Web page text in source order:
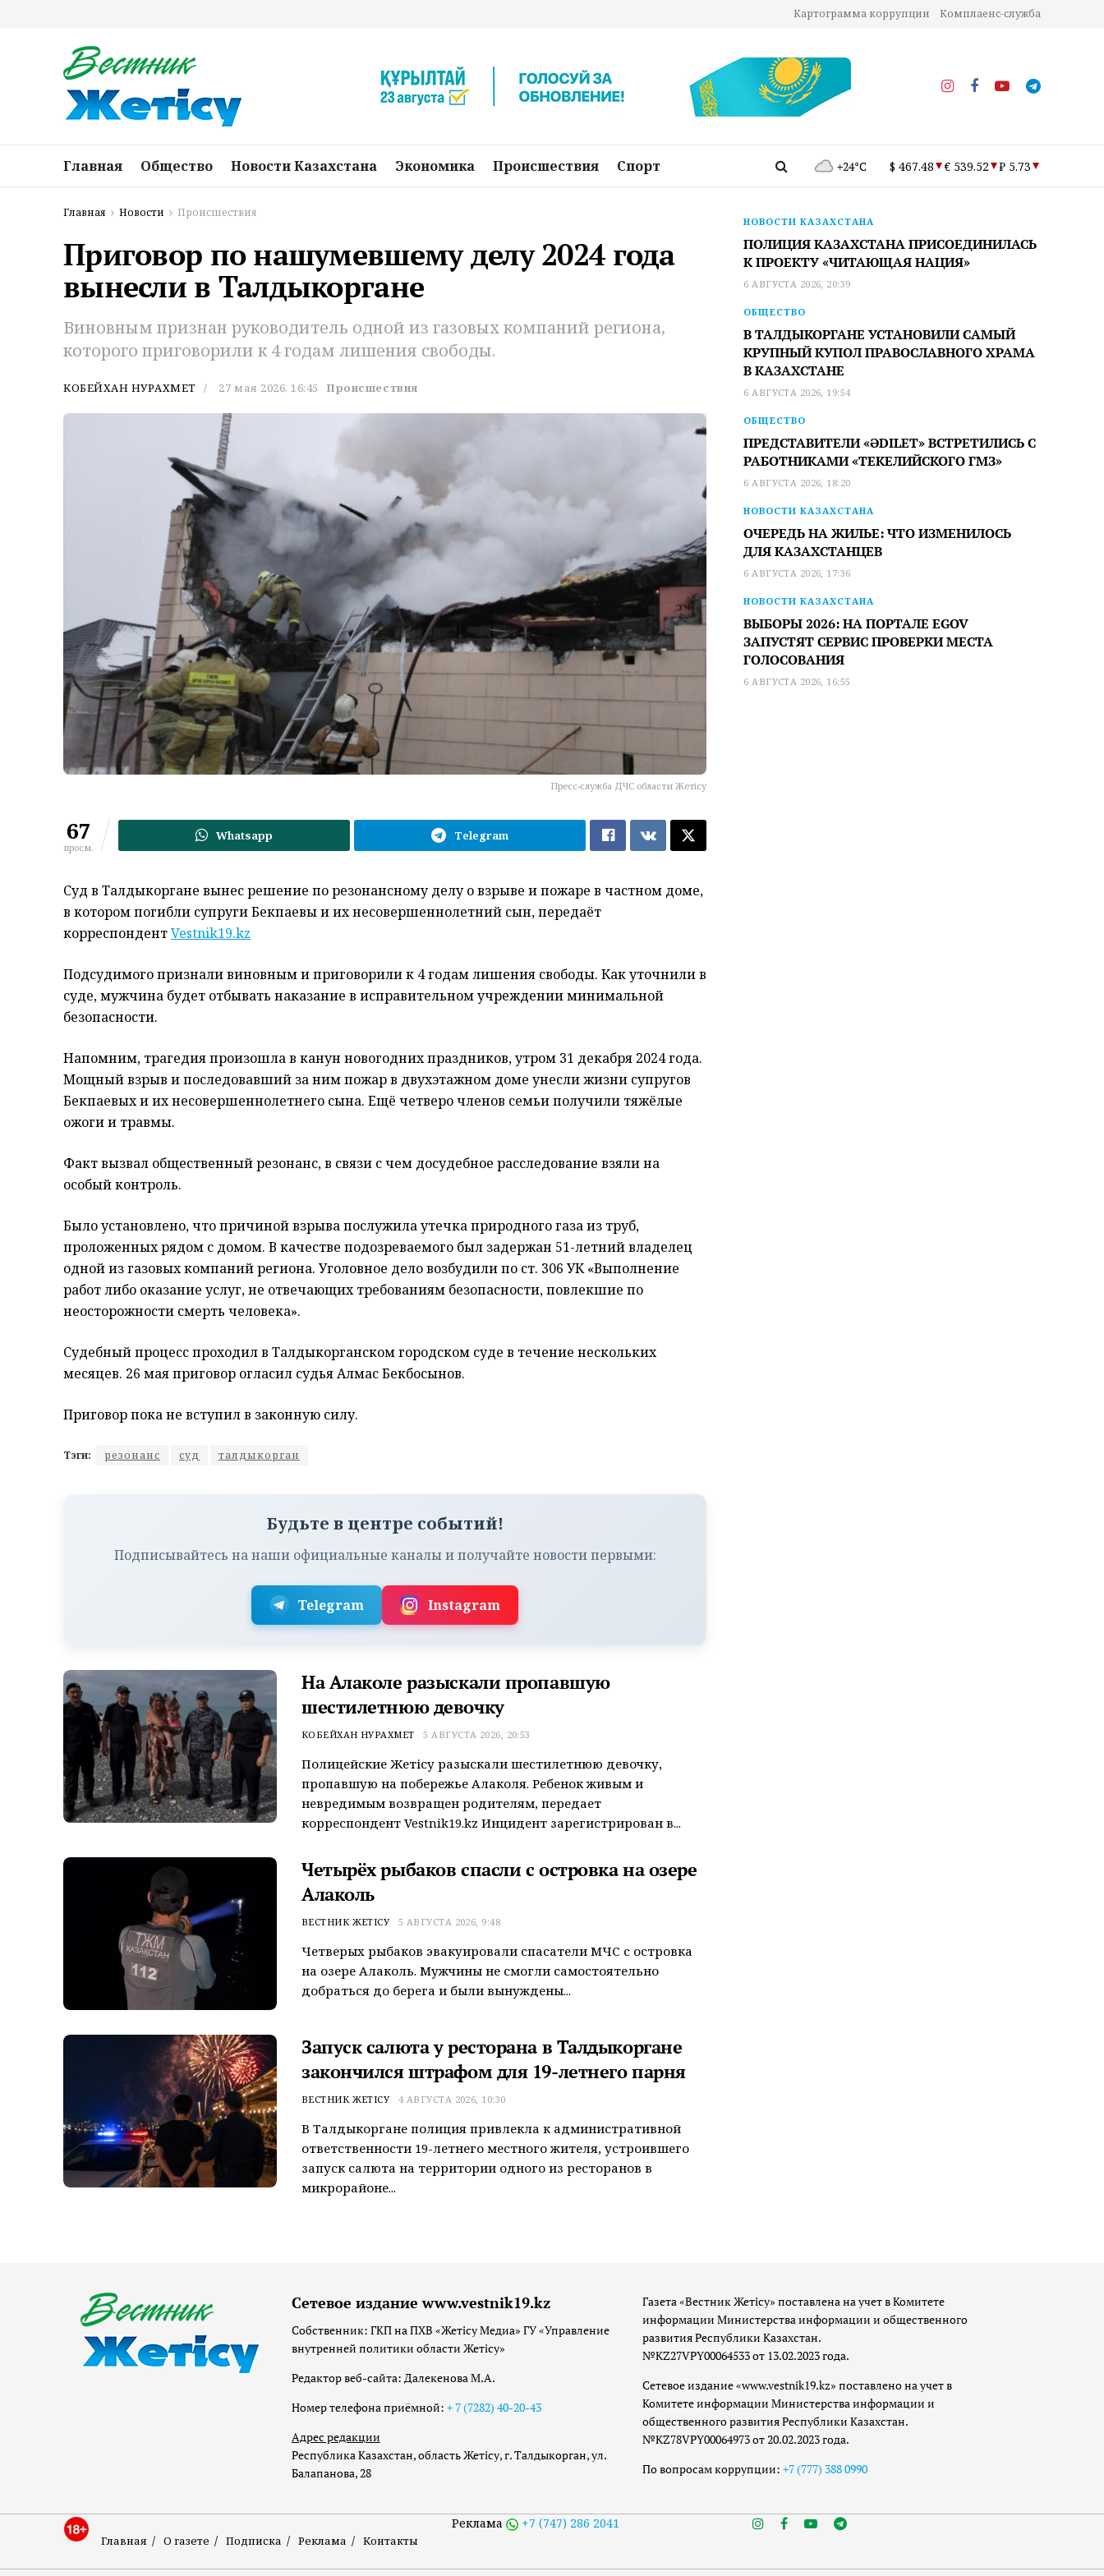
Картограмма коррупции Комплаенс-служба
Главная Общество Новости Казахстана Экономика Происшествия Спорт +24°C $ 467.48 € 539.52 ₽ 5.73
Главная Новости Происшествия
Приговор по нашумевшему делу 2024 года
вынесли в Талдыкоргане
Виновным признан руководитель одной из газовых компаний региона,
которого приговорили к 4 годам лишения свободы.
КОБЕЙХАН НУРАХМЕТ 27 мая 2026, 16:45 Происшествия
Пресс-служба ДЧС области Жетiсу
67
просм.
Whatsapp Telegram
Суд в Талдыкоргане вынес решение по резонансному делу о взрыве и пожаре в частном доме,
в котором погибли супруги Бекпаевы и их несовершеннолетний сын, передаёт
корреспондентVestnik19.kz
Подсудимого признали виновным и приговорили к 4 годам лишения свободы. Как уточнили в
суде, мужчина будет отбывать наказание в исправительном учреждении минимальной
безопасности.
Напомним, трагедия произошла в канун новогодних праздников, утром 31 декабря 2024 года.
Мощный взрыв и последовавший за ним пожар в двухэтажном доме унесли жизни супругов
Бекпаевых и их несовершеннолетнего сына. Ещё четверо членов семьи получили тяжёлые
ожоги и травмы.
Факт вызвал общественный резонанс, в связи с чем досудебное расследование взяли на
особый контроль.
Было установлено, что причиной взрыва послужила утечка природного газа из труб,
проложенных рядом с домом. В качестве подозреваемого был задержан 51-летний владелец
одной из газовых компаний региона. Уголовное дело возбудили по ст. 306 УК «Выполнение
работ либо оказание услуг, не отвечающих требованиям безопасности, повлекшие по
неосторожности смерть человека».
Судебный процесс проходил в Талдыкорганском городском суде в течение нескольких
месяцев. 26 мая приговор огласил судья Алмас Бекбосынов.
Приговор пока не вступил в законную силу.
Тэги: резонанс суд талдыкорган
Будьте в центре событий!
Подписывайтесь на наши официальные каналы и получайте новости первыми:
Telegram Instagram
На Алаколе разыскали пропавшую
шестилетнюю девочку
КОБЕЙХАН НУРАХМЕТ 5 АВГУСТА 2026, 20:53
Полицейские Жетісу разыскали шестилетнюю девочку,
пропавшую на побережье Алаколя. Ребенок живым и
невредимым возвращен родителям, передает
корреспондент Vestnik19.kz Инцидент зарегистрирован в...
Четырёх рыбаков спасли с островка на озере
Алаколь
ВЕСТНИК ЖЕТІСУ 5 АВГУСТА 2026, 9:48
Четверых рыбаков эвакуировали спасатели МЧС с островка
на озере Алаколь. Мужчины не смогли самостоятельно
добраться до берега и были вынуждены...
Запуск салюта у ресторана в Талдыкоргане
закончился штрафом для 19-летнего парня
ВЕСТНИК ЖЕТІСУ 4 АВГУСТА 2026, 10:30
В Талдыкоргане полиция привлекла к административной
ответственности 19-летнего местного жителя, устроившего
запуск салюта на территории одного из ресторанов в
микрорайоне...
НОВОСТИ КАЗАХСТАНА
ПОЛИЦИЯ КАЗАХСТАНА ПРИСОЕДИНИЛАСЬ
К ПРОЕКТУ «ЧИТАЮЩАЯ НАЦИЯ»
6 АВГУСТА 2026, 20:39
ОБЩЕСТВО
В ТАЛДЫКОРГАНЕ УСТАНОВИЛИ САМЫЙ
КРУПНЫЙ КУПОЛ ПРАВОСЛАВНОГО ХРАМА
В КАЗАХСТАНЕ
6 АВГУСТА 2026, 19:54
ОБЩЕСТВО
ПРЕДСТАВИТЕЛИ «ӘDILET» ВСТРЕТИЛИСЬ С
РАБОТНИКАМИ «ТЕКЕЛИЙСКОГО ГМЗ»
6 АВГУСТА 2026, 18:20
НОВОСТИ КАЗАХСТАНА
ОЧЕРЕДЬ НА ЖИЛЬЕ: ЧТО ИЗМЕНИЛОСЬ
ДЛЯ КАЗАХСТАНЦЕВ
6 АВГУСТА 2026, 17:36
НОВОСТИ КАЗАХСТАНА
ВЫБОРЫ 2026: НА ПОРТАЛЕ EGOV
ЗАПУСТЯТ СЕРВИС ПРОВЕРКИ МЕСТА
ГОЛОСОВАНИЯ
6 АВГУСТА 2026, 16:55
Сетевое издание www.vestnik19.kz
Собственник: ГКП на ПХВ «Жетісу Медиа» ГУ «Управление
внутренней политики области Жетісу»
Редактор веб-сайта: Далекенова М.А.
Номер телефона приёмной: + 7 (7282) 40-20-43
Адрес редакции
Республика Казахстан, область Жетісу, г. Талдыкорган, ул.
Балапанова, 28
Газета «Вестник Жетісу» поставлена на учет в Комитете
информации Министерства информации и общественного
развития Республики Казахстан.
№KZ27VPY00064533 от 13.02.2023 года.
Сетевое издание «www.vestnik19.kz» поставлено на учет в
Комитете информации Министерства информации и
общественного развития Республики Казахстан.
№KZ78VPY00064973 от 20.02.2023 года.
По вопросам коррупции: +7 (777) 388 0990
Главная О газете Подписка Реклама Контакты
Реклама +7 (747) 286 2041